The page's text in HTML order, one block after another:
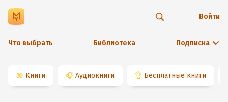
Что выбрать Библиотека Подписка
Войти
📖 Книги 🎧 Аудиокниги 👌 Бесплатные книги